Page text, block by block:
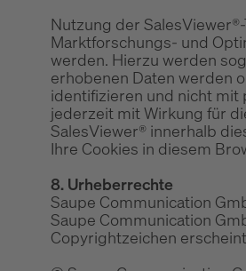
Nutzung der
Marktforschungs- und
werden. Hierzu werden
erhobenen Daten werden
identifizieren und nicht mit
jederzeit mit Wirkung für
SalesViewer® innerhalb
Ihre Cookies in diesem
8. Urheberrechte
Saupe Communication
Saupe Communication
Copyrightzeichen